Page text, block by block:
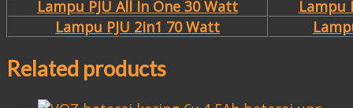
Lampu PJU All In One 30 Watt
Lampu
Lampu PJU 2in1 70 Watt
Related products